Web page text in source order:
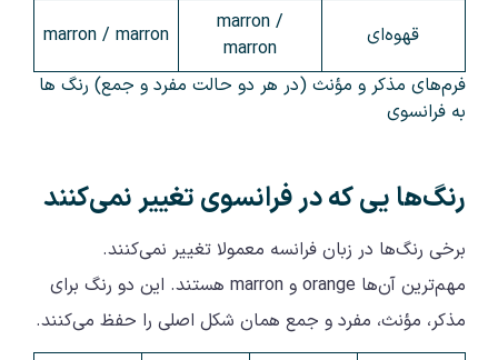
قهوه‌ای
marron /
marron
marron / marron
فرم‌های مذکر و مؤنث (در هر دو حالت مفرد و جمع) رنگ ها
به فرانسوی
رنگ‌ها یی که در فرانسوی تغییر نمی‌کنند
برخی رنگ‌ها در زبان فرانسه معمولا تغییر نمی‌کنند.
مهم‌ترین آن‌ها orange و marron هستند. این دو رنگ برای
مذکر، مؤنث، مفرد و جمع همان شکل اصلی را حفظ می‌کنند.